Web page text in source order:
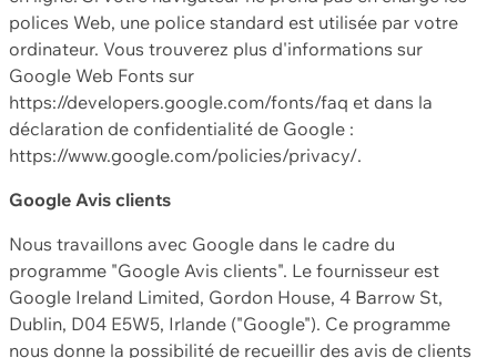
polices Web, une police standard est utilisée par votre
ordinateur. Vous trouverez plus d'informations sur
Google Web Fonts sur
https://developers.google.com/fonts/faq et dans la
déclaration de confidentialité de Google :
https://www.google.com/policies/privacy/.
Google Avis clients
Nous travaillons avec Google dans le cadre du
programme "Google Avis clients". Le fournisseur est
Google Ireland Limited, Gordon House, 4 Barrow St,
Dublin, D04 E5W5, Irlande ("Google"). Ce programme
nous donne la possibilité de recueillir des avis de clients